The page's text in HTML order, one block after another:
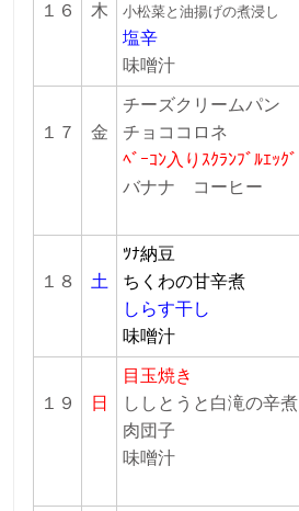
１６ 木 小松菜と油揚げの煮浸し
塩辛
味噌汁
１７ 金
チーズクリームパン
チョココロネ
ﾍﾞｰｺﾝ入りｽｸﾗﾝﾌﾞﾙｴｯｸﾞ
バナナ コーヒー
１８ 土
ﾂﾅ納豆
ちくわの甘辛煮
しらす干し
味噌汁
１９ 日
目玉焼き
ししとうと白滝の辛煮
肉団子
味噌汁